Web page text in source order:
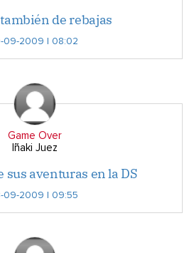
de rebajas
09-2009 | 08:02
Game Over
Iñaki Juez
aventuras en la DS
09-2009 | 09:55